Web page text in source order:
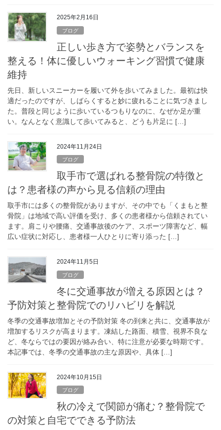
2025年2月16日
ブログ
正しい歩き方で姿勢とバランスを
整える！体に優しいウォーキング習慣で健康
維持
先日、新しいスニーカーを履いて外を歩いてみました。最初は快
適だったのですが、しばらくすると妙に疲れることに気づきまし
た。普段と同じように歩いているつもりなのに、なぜか足が重
い。なんとなく意識して歩いてみると、どうも片足に […]
2024年11月24日
ブログ
取手市で選ばれる整骨院の特徴と
は？患者様の声から見る信頼の理由
取手市には多くの整骨院がありますが、その中でも「くまもと整
骨院」は地域で高い評価を受け、多くの患者様から信頼されてい
ます。肩こりや腰痛、交通事故後のケア、スポーツ障害など、幅
広い症状に対応し、患者様一人ひとりに寄り添った […]
2024年11月5日
ブログ
冬に交通事故が増える原因とは？
予防対策と整骨院でのリハビリを解説
冬季の交通事故増加とその予防対策 冬の到来と共に、交通事故が
増加するリスクが高まります。凍結した路面、積雪、視界不良な
ど、冬ならではの要因が絡み合い、特に注意が必要な時期です。
本記事では、冬季の交通事故の主な原因や、具体 […]
2024年10月15日
ブログ
秋の冷えで関節が痛む？整骨院で
の対策と自宅でできる予防法